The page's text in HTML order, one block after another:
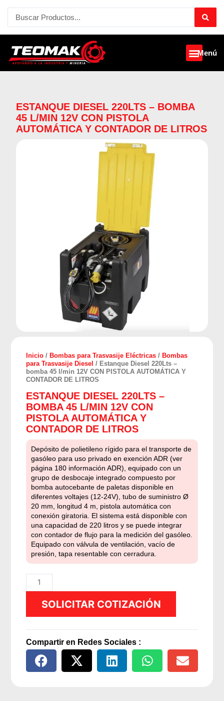
contenido
Search
...
Menú
ESTANQUE DIESEL 220LTS – BOMBA
45 L/MIN 12V CON PISTOLA
AUTOMÁTICA Y CONTADOR DE LITROS
Inicio /Bombas para Trasvasije Eléctricas /Bombas
para Trasvasije Diesel / Estanque Diesel 220Lts –
bomba 45 l/min 12V CON PISTOLA AUTOMÁTICA Y
CONTADOR DE LITROS
ESTANQUE DIESEL 220LTS –
BOMBA 45 L/MIN 12V CON
PISTOLA AUTOMÁTICA Y
CONTADOR DE LITROS
Depósito de polietileno rígido para el transporte de
gasóleo para uso privado en exención ADR (ver
página 180 información ADR), equipado con un
grupo de desbocaje integrado compuesto por
bomba autocebante de paletas disponible en
diferentes voltajes (12-24V), tubo de suministro Ø
20 mm, longitud 4 m, pistola automática con
conexión giratoria. El sistema está disponible con
una capacidad de 220 litros y se puede integrar
con contador de flujo para la medición del gasóleo.
Equipado con válvula de ventilación, vacío de
presión, tapa resentable con cerradura.
Estanque
Diesel
220Lts
–
45
l/min
12V
SOLICITAR COTIZACIÓN
Compartir en Redes Sociales :